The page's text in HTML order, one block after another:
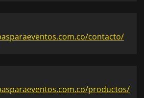
contacto/
productos/